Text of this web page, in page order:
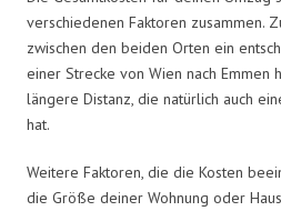
verschiedenen Faktoren zusammen.
zwischen den beiden Orten ein
einer Strecke von Wien nach Emmen
längere Distanz, die natürlich auch
hat.
Weitere Faktoren, die die Kosten
die Größe deiner Wohnung oder